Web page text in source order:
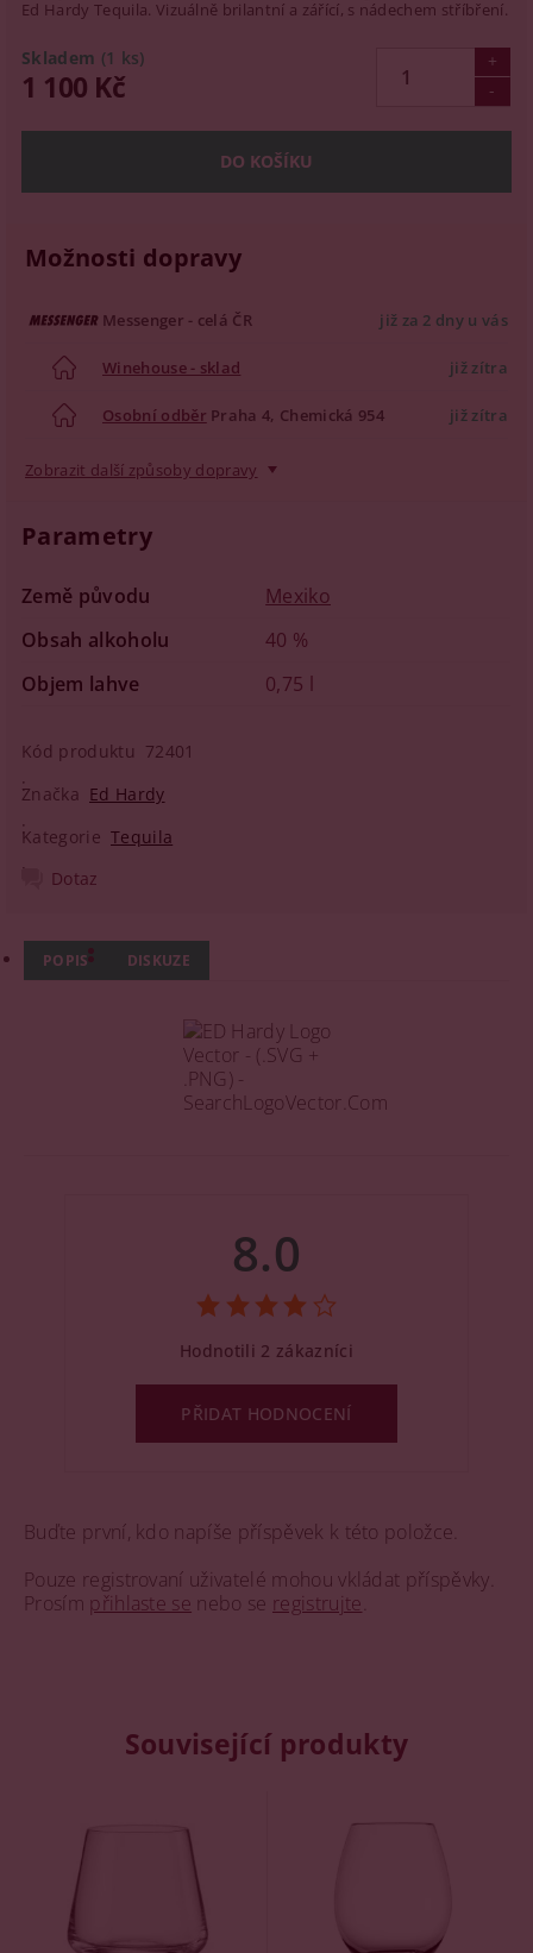
Ed Hardy Tequila. Vizuálně brilantní a zářící, s nádechem stříbření.
Skladem (1 ks)
1 100 Kč
Možnosti dopravy
Messenger - celá ČR již za 2 dny u vás
Winehouse - sklad již zítra
Osobní odběr Praha 4, Chemická 954 již zítra
Zobrazit další způsoby dopravy
Parametry
Země původu
Mexiko
Obsah alkoholu
40 %
Objem lahve
0,75 l
Kód produktu 72401
Značka Ed Hardy
Kategorie Tequila
Dotaz
POPIS DISKUZE
Buďte první, kdo napíše příspěvek k této položce.
Pouze registrovaní uživatelé mohou vkládat příspěvky.
Prosím přihlaste se nebo se registrujte
8.0
Hodnotili 2 zákazníci
PŘIDAT HODNOCENÍ
Související produkty